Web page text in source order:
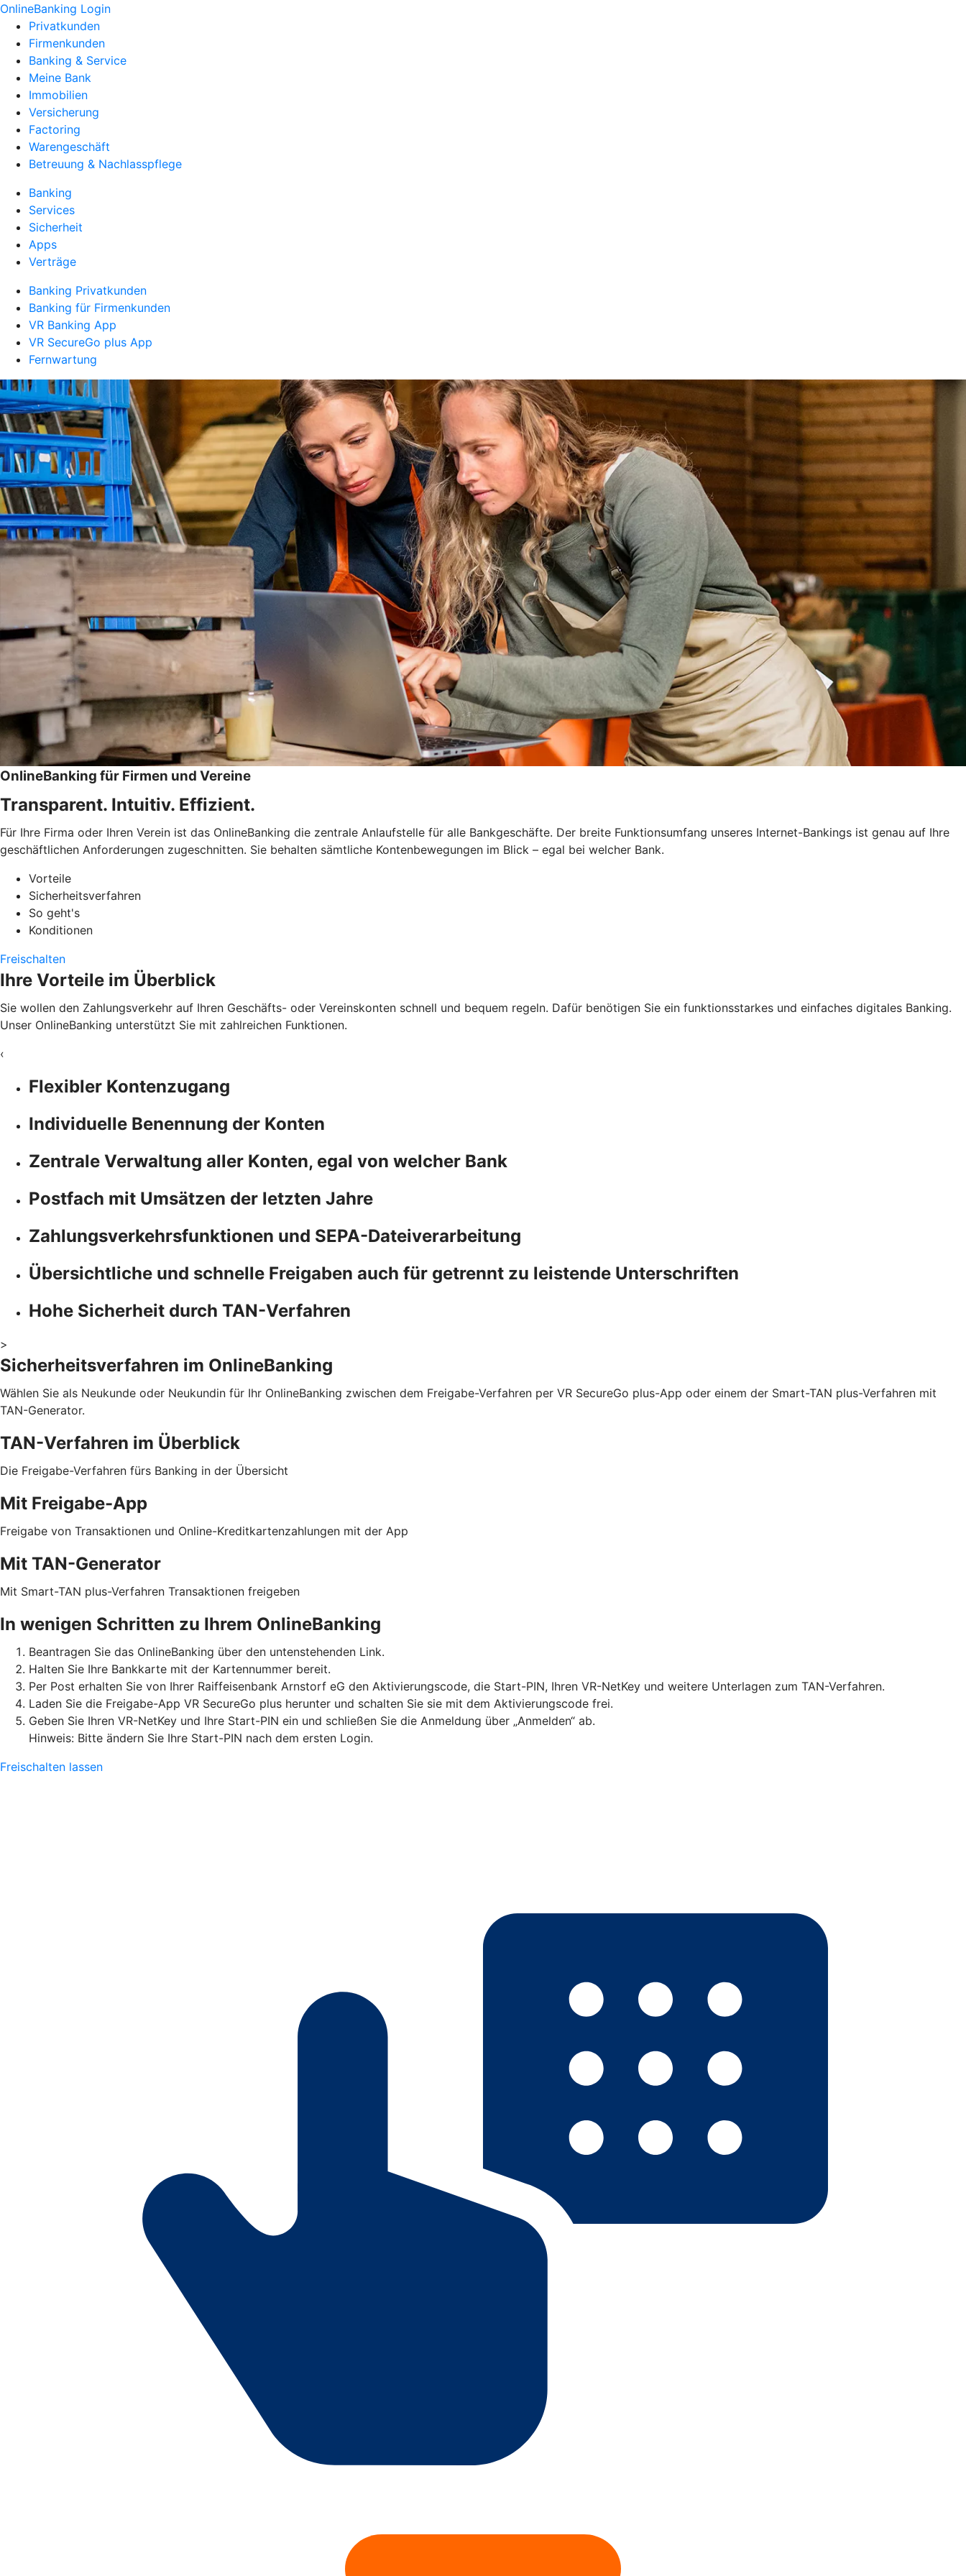
OnlineBanking Login
Privatkunden
Firmenkunden
Banking & Service
Meine Bank
Immobilien
Versicherung
Factoring
Warengeschäft
Betreuung & Nachlasspflege
Banking
Services
Sicherheit
Apps
Verträge
Banking Privatkunden
Banking für Firmenkunden
VR Banking App
VR SecureGo plus App
Fernwartung
OnlineBanking für Firmen und Vereine
Transparent. Intuitiv. Effizient.
Für Ihre Firma oder Ihren Verein ist das OnlineBanking die zentrale Anlaufstelle für alle Bankgeschäfte. Der breite Funktionsumfang unseres Internet-Bankings ist genau auf Ihre
geschäftlichen Anforderungen zugeschnitten. Sie behalten sämtliche Kontenbewegungen im Blick – egal bei welcher Bank.
Vorteile
Sicherheitsverfahren
So geht's
Konditionen
Freischalten
Ihre Vorteile im Überblick
Sie wollen den Zahlungsverkehr auf Ihren Geschäfts- oder Vereinskonten schnell und bequem regeln. Dafür benötigen Sie ein funktionsstarkes und einfaches digitales Banking.
Unser OnlineBanking unterstützt Sie mit zahlreichen Funktionen.
‹
Flexibler Kontenzugang
Individuelle Benennung der Konten
Zentrale Verwaltung aller Konten, egal von welcher Bank
Postfach mit Umsätzen der letzten Jahre
Zahlungsverkehrsfunktionen und SEPA-Dateiverarbeitung
Übersichtliche und schnelle Freigaben auch für getrennt zu leistende Unterschriften
Hohe Sicherheit durch TAN-Verfahren
>
Sicherheitsverfahren im OnlineBanking
Wählen Sie als Neukunde oder Neukundin für Ihr OnlineBanking zwischen dem Freigabe-Verfahren per VR SecureGo plus-App oder einem der Smart-TAN plus-Verfahren mit
TAN-Generator.
TAN-Verfahren im Überblick
Die Freigabe-Verfahren fürs Banking in der Übersicht
Mit Freigabe-App
Freigabe von Transaktionen und Online-Kreditkartenzahlungen mit der App
Mit TAN-Generator
Mit Smart-TAN plus-Verfahren Transaktionen freigeben
In wenigen Schritten zu Ihrem OnlineBanking
Beantragen Sie das OnlineBanking über den untenstehenden Link.
Halten Sie Ihre Bankkarte mit der Kartennummer bereit.
Per Post erhalten Sie von Ihrer Raiffeisenbank Arnstorf eG den Aktivierungscode, die Start-PIN, Ihren VR-NetKey und weitere Unterlagen zum TAN-Verfahren.
Laden Sie die Freigabe-App VR SecureGo plus herunter und schalten Sie sie mit dem Aktivierungscode frei.
Geben Sie Ihren VR-NetKey und Ihre Start-PIN ein und schließen Sie die Anmeldung über „Anmelden“ ab.
Hinweis: Bitte ändern Sie Ihre Start-PIN nach dem ersten Login.
Freischalten lassen